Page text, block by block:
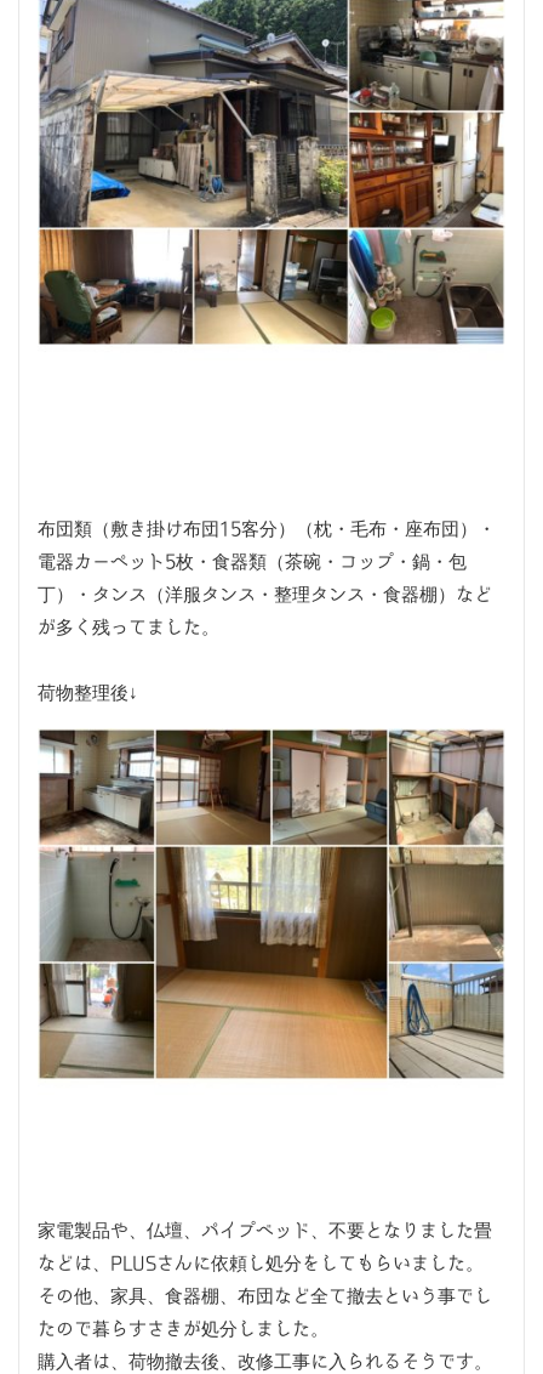
布団類（敷き掛け布団15客分）（枕・毛布・座布団）・
電器カーペット5枚・食器類（茶碗・コップ・鍋・包
丁）・タンス（洋服タンス・整理タンス・食器棚）など
が多く残ってました。
荷物整理後↓
家電製品や、仏壇、パイプベッド、不要となりました畳
などは、PLUSさんに依頼し処分をしてもらいました。
その他、家具、食器棚、布団など全て撤去という事でし
たので暮らすさきが処分しました。
購入者は、荷物撤去後、改修工事に入られるそうです。